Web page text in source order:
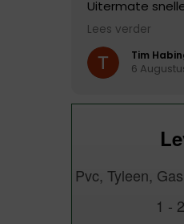
Uitermate
kwaliteit
Lees verder
Tim
6
Pvc, Tyleen,
1 -